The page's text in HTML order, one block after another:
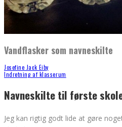
Vandflasker som navneskilte
Josefine Jack Eiby
Indretning af klasserum
Navneskilte til første
Jeg kan rigtig godt lide at gøre